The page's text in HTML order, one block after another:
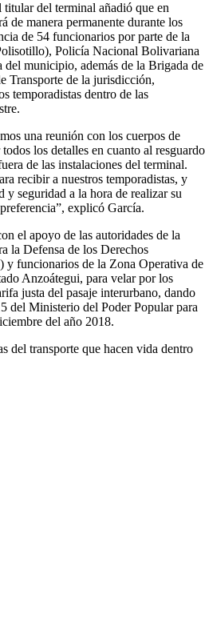
del terminal añadió que en
de manera permanente durante los
de 54 funcionarios por parte de la
Policía Nacional Bolivariana
municipio, además de la Brigada de
Transporte de la jurisdicción,
temporadistas dentro de las
una reunión con los cuerpos de
los detalles en cuanto al resguardo
de las instalaciones del terminal.
recibir a nuestros temporadistas, y
y seguridad a la hora de realizar su
explicó García.
el apoyo de las autoridades de la
la Defensa de los Derechos
funcionarios de la Zona Operativa de
Anzoátegui, para velar por los
justa del pasaje interurbano, dando
del Ministerio del Poder Popular para
del año 2018.
del transporte que hacen vida dentro